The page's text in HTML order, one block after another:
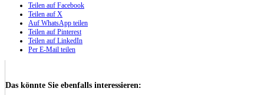
Teilen auf Facebook
Teilen auf X
Auf WhatsApp teilen
Teilen auf Pinterest
Teilen auf LinkedIn
Per E-Mail teilen
Das könnte Sie ebenfalls interessieren: